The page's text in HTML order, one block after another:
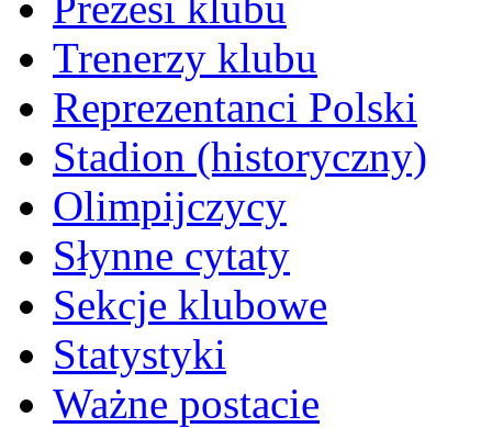
Trenerzy klubu
Reprezentanci Polski
Stadion (historyczny)
Olimpijczycy
Słynne cytaty
Sekcje klubowe
Statystyki
Ważne postacie